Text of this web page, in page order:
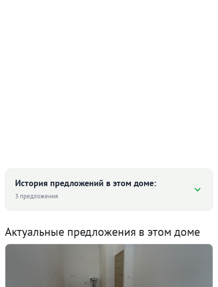
История предложений в этом доме:
3 предложения
1-к квартира · 37.1 м² · 7/9 этаж
Актуальные предложения в этом доме